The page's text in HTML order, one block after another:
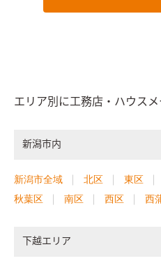
エリア別に工務店・ハウス
新潟市内
新潟市全域 北区 東区
秋葉区
南区 西区 西
下越エリア